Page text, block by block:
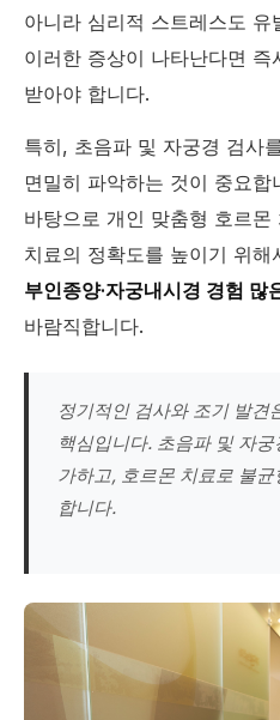
아니라 심리적 스트레스도 유
이러한 증상이 나타난다면
받아야 합니다.
특히, 초음파 및 자궁경 검사
면밀히 파악하는 것이 중요
바탕으로 개인 맞춤형 호르
치료의 정확도를 높이기 위해
부인종양·자궁내시경 경험 많
바람직합니다.
정기적인 검사와 조기 발견
핵심입니다. 초음파 및 자
가하고, 호르몬 치료로 불
합니다.